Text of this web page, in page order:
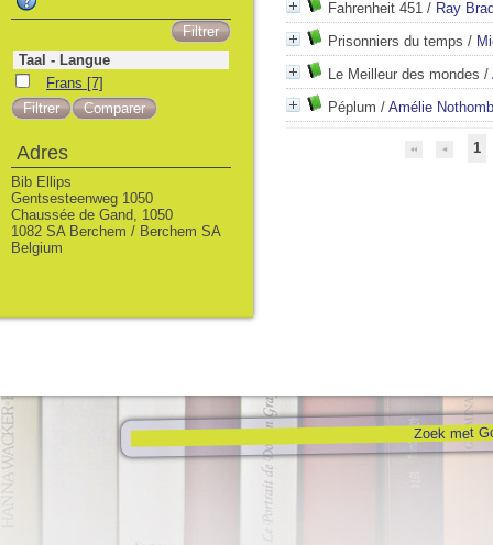
Fahrenheit 451 / Ray
Prisonniers du temps /
Le Meilleur des mondes /
Péplum / Amélie Nothomb
1
Zoek met
Taal - Langue
Frans [7]
Adres
Bib Ellips
Gentsesteenweg 1050
Chaussée de Gand, 1050
1082 SA Berchem / Berchem SA
Belgium